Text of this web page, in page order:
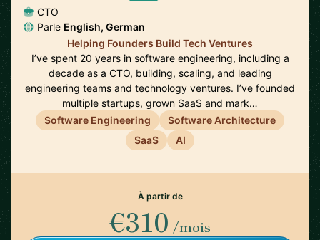
CTO
Parle English, German
Helping Founders Build Tech Ventures
I’ve spent 20 years in software engineering, including a
decade as a CTO, building, scaling, and leading
engineering teams and technology ventures. I’ve founded
multiple startups, grown SaaS and mark…
Software Engineering
Software Architecture
SaaS
AI
À partir de
€310 /mois